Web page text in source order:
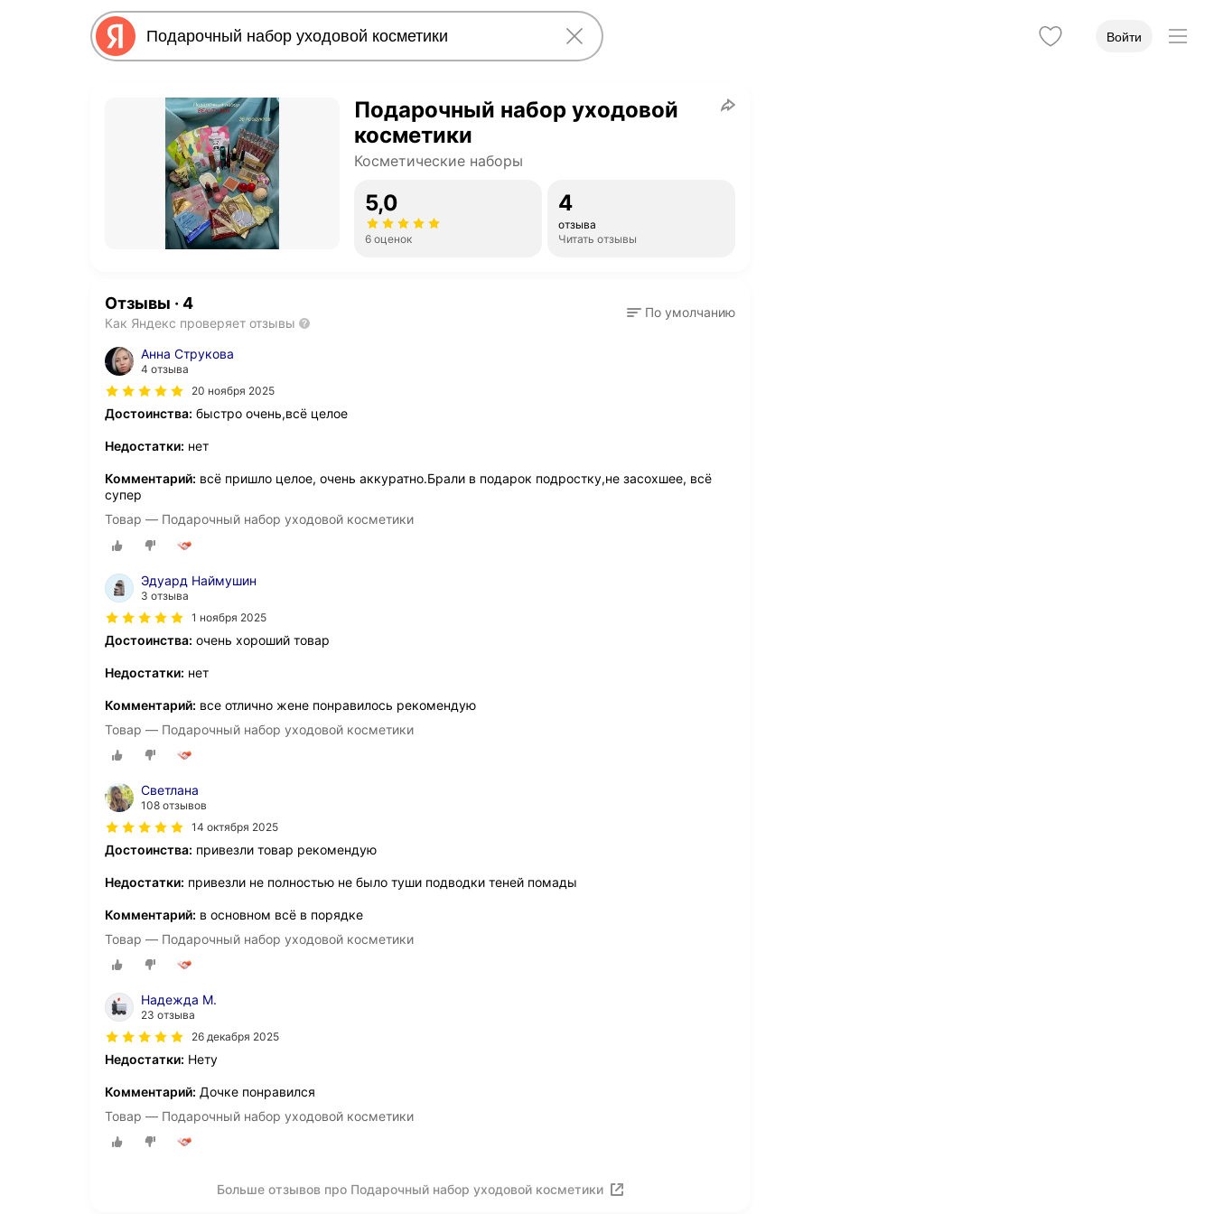
Войти
Подарочный набор уходовой
косметики
Косметические наборы
5,0
6 оценок
4
отзыва
Читать отзывы
Отзывы · 4
Как Яндекс проверяет отзывы
По умолчанию
Анна Струкова
4 отзыва
20 ноября 2025
Достоинства: быстро очень,всё целое
Недостатки: нет
Комментарий: всё пришло целое, очень аккуратно.Брали в подарок подростку,не засохшее, всё
супер
Товар — Подарочный набор уходовой косметики
Эдуард Наймушин
3 отзыва
1 ноября 2025
Достоинства: очень хороший товар
Недостатки: нет
Комментарий: все отлично жене понравилось рекомендую
Товар — Подарочный набор уходовой косметики
Светлана
108 отзывов
14 октября 2025
Достоинства: привезли товар рекомендую
Недостатки: привезли не полностью не было туши подводки теней помады
Комментарий: в основном всё в порядке
Товар — Подарочный набор уходовой косметики
Надежда М.
23 отзыва
26 декабря 2025
Недостатки: Нету
Комментарий: Дочке понравился
Товар — Подарочный набор уходовой косметики
Больше отзывов про Подарочный набор уходовой косметики